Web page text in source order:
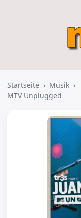
Startseite › Musik ›
MTV Unplugged